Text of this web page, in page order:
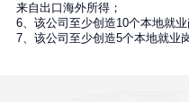
来自出口海外所得；
6、该公司至少创造10个本地就业
7、该公司至少创造5个本地就业